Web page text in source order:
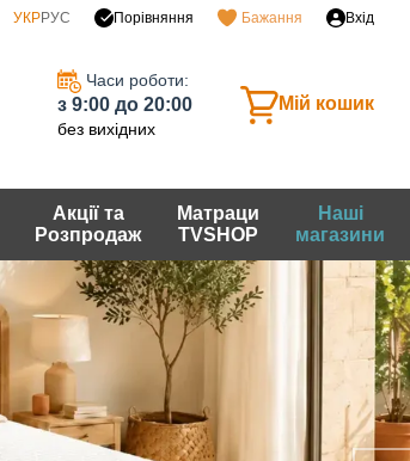
УКРРУС Порівняння Бажання Вхід
Часи роботи:
з 9:00 до 20:00
без вихідних
Мій кошик
Акції та
Розпродаж
Матраци
TVSHOP
Наші
магазини